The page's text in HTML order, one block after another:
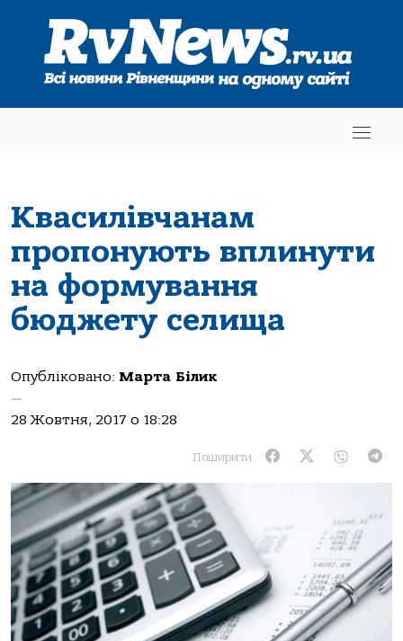
Квасилівчанам
пропонують вплинути
на формування
бюджету селища
Опубліковано: Марта Білик
—
28 Жовтня, 2017 о 18:28
Поширити: